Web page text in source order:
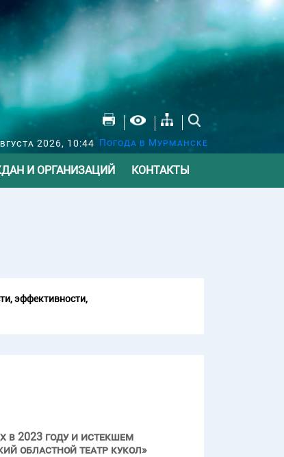
2026, 10:44 Погода в Мурманске
И ОРГАНИЗАЦИЙ КОНТАКТЫ
эффективности,
в 2023 году и истекшем
областной театр кукол»